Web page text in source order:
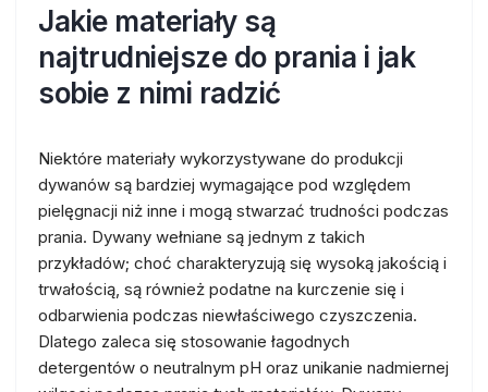
Jakie materiały są
najtrudniejsze do prania i jak
sobie z nimi radzić
Niektóre materiały wykorzystywane do produkcji
dywanów są bardziej wymagające pod względem
pielęgnacji niż inne i mogą stwarzać trudności podczas
prania. Dywany wełniane są jednym z takich
przykładów; choć charakteryzują się wysoką jakością i
trwałością, są również podatne na kurczenie się i
odbarwienia podczas niewłaściwego czyszczenia.
Dlatego zaleca się stosowanie łagodnych
detergentów o neutralnym pH oraz unikanie nadmiernej